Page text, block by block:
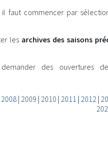
il faut commencer par
les archives des saisons
des ouvertures
2008| 2009 | 2010 | 2011 | 2012|